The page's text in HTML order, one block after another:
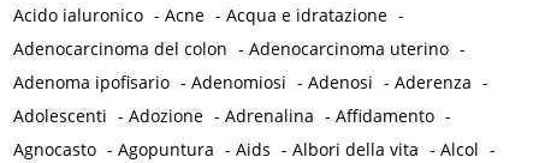
Acido ialuronico -Acne -Acqua e idratazione -
Adenocarcinoma del colon -Adenocarcinoma uterino -
Adenoma ipofisario -Adenomiosi -Adenosi -Aderenza -
Adolescenti -Adozione -Adrenalina -Affidamento -
Agnocasto -Agopuntura -Aids -Albori della vita -Alcol -